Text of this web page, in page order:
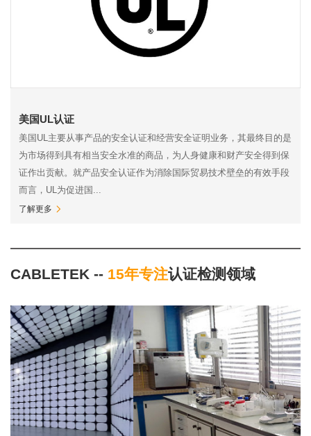
美国UL认证
美国UL主要从事产品的安全认证和经营安全证明业务，其最终目的是
为市场得到具有相当安全水准的商品，为人身健康和财产安全得到保
证作出贡献。就产品安全认证作为消除国际贸易技术壁垒的有效手段
而言，UL为促进国...
了解更多
CABLETEK -- 15年专注认证检测领域